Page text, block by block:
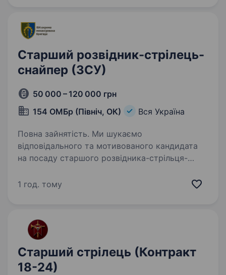
Старший розвідник-стрілець-
снайпер (ЗСУ)
50 000 – 120 000 грн
154 ОМБр (Північ, ОК)
Вся Україна
Повна зайнятість. Ми шукаємо
відповідального та мотивованого кандидата
на посаду старшого розвідника-стрільця-
механізованої бригади 16-го армійського
1 год. тому
Старший стрілець (Контракт
18-24)